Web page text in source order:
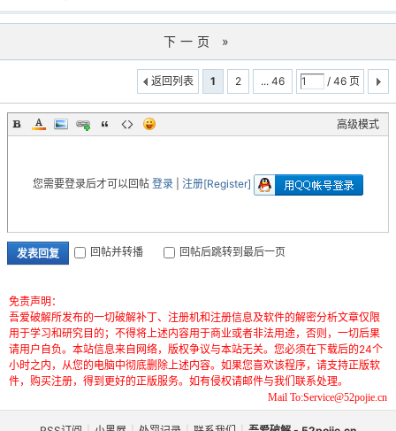
下一页 »
1 2 ... 46 / 46 页
返回列表
高级模式
您需要登录后才可以回帖 登录 注册[Register]
发表回复 回帖并转播 回帖后跳转到最后一页
免责声明：
吾爱破解所发布的一切破解补丁、注册机和注册信息及软件的解密分析文章仅限
用于学习和研究目的；不得将上述内容用于商业或者非法用途，否则，一切后果
请用户自负。本站信息来自网络，版权争议与本站无关。您必须在下载后的24个
小时之内，从您的电脑中彻底删除上述内容。如果您喜欢该程序，请支持正版软
件，购买注册，得到更好的正版服务。如有侵权请邮件与我们联系处理。
Mail To:Service@52pojie.cn